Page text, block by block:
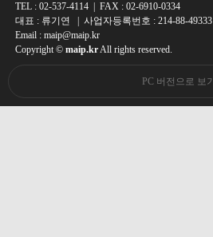
TEL : 02-537-4114| FAX : 02-6910-0334
대표 : 류기연 | 사업자등록번호 : 214-88-49333
Email : maip@maip.kr
Copyright © maip.krAll rights reserved.
PC 버전으로 보기